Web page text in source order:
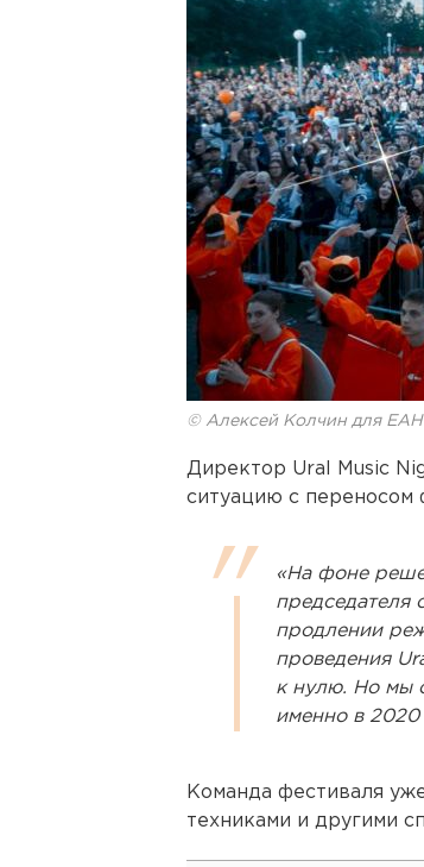
© Алексей Колчин для ЕАН
Директор Ural Music
ситуацию с переносом
«На фоне
председателя
продлении
проведения
к нулю. Но мы
именно в 2020
Команда фестиваля
техниками и другими